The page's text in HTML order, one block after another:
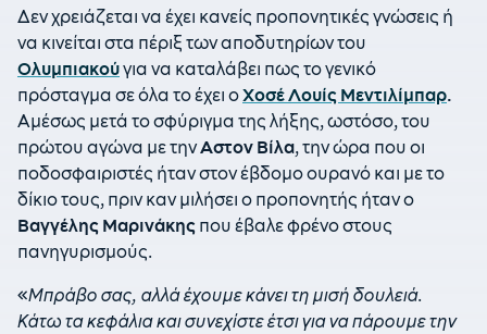
Δεν χρειάζεται να έχει κανείς προπονητικές γνώσεις ή
να κινείται στα πέριξ των αποδυτηρίων του
Ολυμπιακούγια να καταλάβει πως το γενικό
πρόσταγμα σε όλα το έχει οΧοσέ Λουίς Μεντιλίμπαρ.
Αμέσως μετά το σφύριγμα της λήξης, ωστόσο, του
πρώτου αγώνα με τηνΑστον Βίλα, την ώρα που οι
ποδοσφαιριστές ήταν στον έβδομο ουρανό και με το
δίκιο τους, πριν καν μιλήσει ο προπονητής ήταν ο
Βαγγέλης Μαρινάκης που έβαλε φρένο στους
πανηγυρισμούς.
«Μπράβο σας, αλλά έχουμε κάνει τη μισή δουλειά.
Κάτω τα κεφάλια και συνεχίστε έτσι για να πάρουμε την